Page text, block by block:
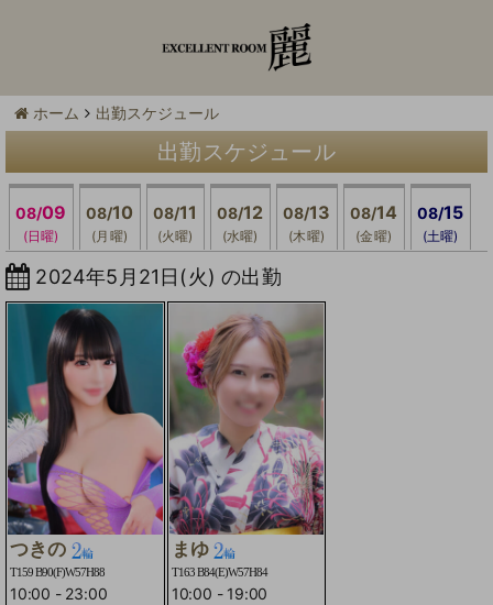
ホーム 出勤スケジュール
出勤スケジュール
08/09
(日曜)
08/10
(月曜)
08/11
(火曜)
08/12
(水曜)
08/13
(木曜)
08/14
(金曜)
08/15
(土曜)
2024年5月21日(火) の出勤
つきの
T159 B90(F)W57H88
10:00 - 23:00
まゆ
T163 B84(E)W57H84
10:00 - 19:00